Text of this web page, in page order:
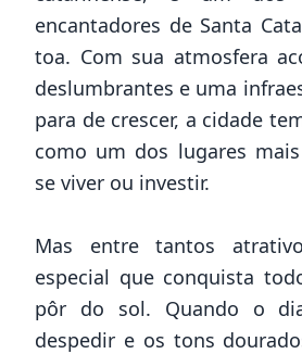
encantadores de Santa
toa. Com sua atmosfera
deslumbrantes e uma
para de crescer, a cidade
como um dos lugares
se viver ou investir.
Mas entre tantos
especial que conquista
pôr do sol. Quando o
despedir e os tons